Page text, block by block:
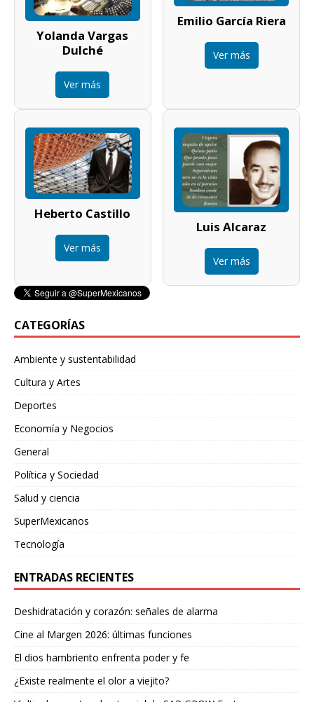
Yolanda Vargas
Dulché
Ver más
Emilio García Riera
Ver más
Heberto Castillo
Ver más
Luis Alcaraz
Ver más
CATEGORÍAS
Ambiente y sustentabilidad
Cultura y Artes
Deportes
Economía y Negocios
General
Política y Sociedad
Salud y ciencia
SuperMexicanos
Tecnología
ENTRADAS RECIENTES
Deshidratación y corazón: señales de alarma
Cine al Margen 2026: últimas funciones
El dios hambriento enfrenta poder y fe
¿Existe realmente el olor a viejito?